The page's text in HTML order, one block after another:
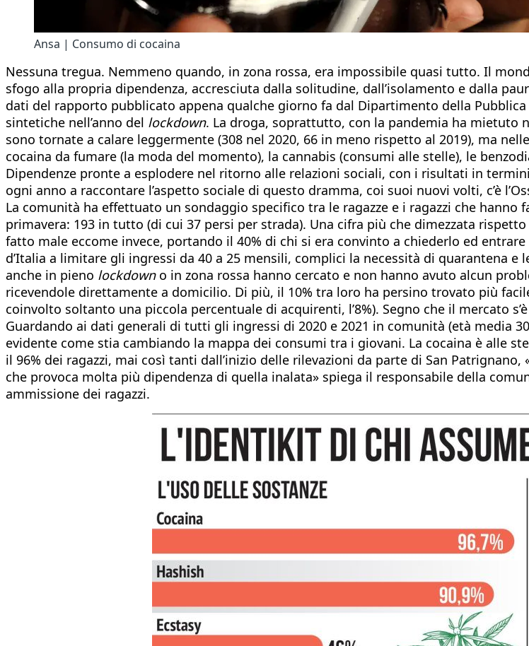
Ansa | Consumo di cocaina
Nessuna tregua. Nemmeno quando, in zona rossa, era impossibile quasi tutto. Il
sfogo alla propria dipendenza, accresciuta dalla solitudine, dall’isolamento e dalla
dati del rapporto pubblicato appena qualche giorno fa dal Dipartimento della
sintetiche nell’anno del lockdown. La droga, soprattutto, con la pandemia ha mietuto
sono tornate a calare leggermente (308 nel 2020, 66 in meno rispetto al 2019), ma
cocaina da fumare (la moda del momento), la cannabis (consumi alle stelle), le
Dipendenze pronte a esplodere nel ritorno alle relazioni sociali, con i risultati in
ogni anno a raccontare l’aspetto sociale di questo dramma, coi suoi nuovi volti, c’è
La comunità ha effettuato un sondaggio specifico tra le ragazze e i ragazzi che
primavera: 193 in tutto (di cui 37 persi per strada). Una cifra più che dimezzata
fatto male eccome invece, portando il 40% di chi si era convinto a chiederlo ed
d’Italia a limitare gli ingressi da 40 a 25 mensili, complici la necessità di quarantena
anche in pieno lockdowno in zona rossa hanno cercato e non hanno avuto alcun
ricevendole direttamente a domicilio. Di più, il 10% tra loro ha persino trovato più
coinvolto soltanto una piccola percentuale di acquirenti, l’8%). Segno che il mercato
Guardando ai dati generali di tutti gli ingressi di 2020 e 2021 in comunità (età media
evidente come stia cambiando la mappa dei consumi tra i giovani. La cocaina è alle
il 96% dei ragazzi, mai così tanti dall’inizio delle rilevazioni da parte di San
che provoca molta più dipendenza di quella inalata» spiega il responsabile della
ammissione dei ragazzi.